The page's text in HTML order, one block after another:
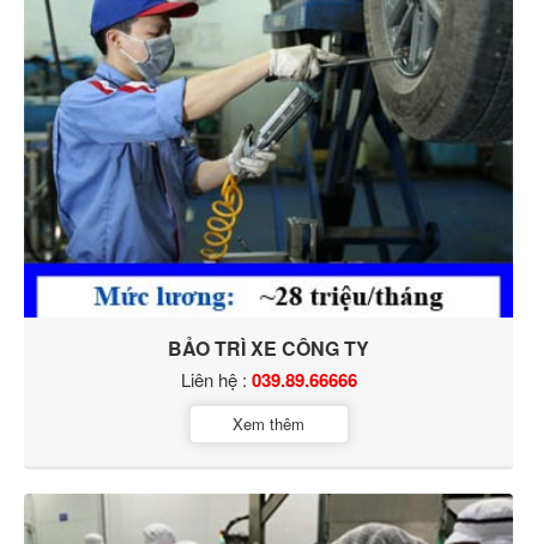
BẢO TRÌ XE CÔNG TY
Liên hệ : 039.89.66666
Xem thêm